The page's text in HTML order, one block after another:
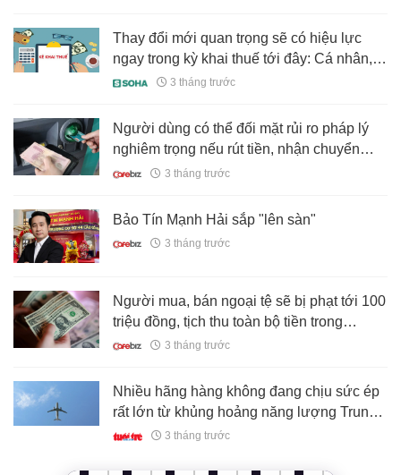
Thay đổi mới quan trọng sẽ có hiệu lực
ngay trong kỳ khai thuế tới đây: Cá nhân,
hộ kinh doanh lưu ý!
3 tháng trước
Người dùng có thể đối mặt rủi ro pháp lý
nghiêm trọng nếu rút tiền, nhận chuyển
khoản từ các giao dịch sau
3 tháng trước
Bảo Tín Mạnh Hải sắp "lên sàn"
3 tháng trước
Người mua, bán ngoại tệ sẽ bị phạt tới 100
triệu đồng, tịch thu toàn bộ tiền trong
trường hợp sau
3 tháng trước
Nhiều hãng hàng không đang chịu sức ép
rất lớn từ khủng hoảng năng lượng Trung
Đông
3 tháng trước